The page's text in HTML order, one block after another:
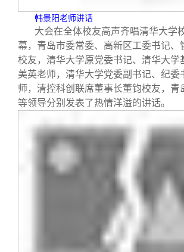
韩景阳老师讲话
大会在全体校友高声齐唱清华大学
幕，青岛市委常委、高新区工委书记、
校友，清华大学原党委书记、清华大学
美英老师，清华大学党委副书记、纪委
师，清控科创联席董事长董钧校友，青
等领导分别发表了热情洋溢的讲话。